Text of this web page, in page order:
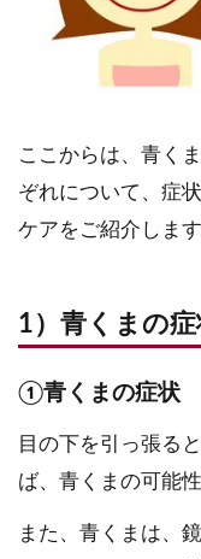
ここからは、青く
ぞれについて、症
ケアをご紹介します
1）青くまの
①青くまの症状
目の下を引っ張る
ば、青くまの可能
また、青くまは、